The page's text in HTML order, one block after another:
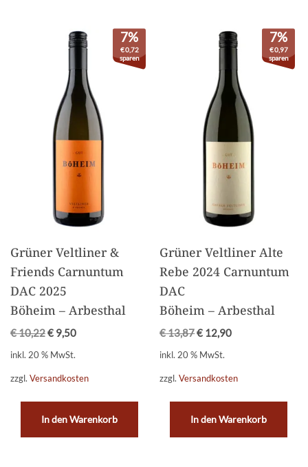
7%
€0,72
sparen
Grüner Veltliner &
Friends Carnuntum
DAC 2025
Böheim – Arbesthal
€10,22€ 9,50
inkl. 20 % MwSt.
zzgl. Versandkosten
In den Warenkorb
7%
€0,97
sparen
Grüner Veltliner Alte
Rebe 2024 Carnuntum
DAC
Böheim – Arbesthal
€13,87€ 12,90
inkl. 20 % MwSt.
zzgl.Versandkosten
In den Warenkorb